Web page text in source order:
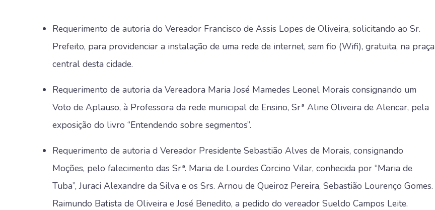
Requerimento de autoria do Vereador Francisco de Assis Lopes de Oliveira, solicitando ao Sr.
Prefeito, para providenciar a instalação de uma rede de internet, sem fio (Wifi), gratuita, na praça
central desta cidade.
Requerimento de autoria da Vereadora Maria José Mamedes Leonel Morais consignando um
Voto de Aplauso, à Professora da rede municipal de Ensino, Srª Aline Oliveira de Alencar, pela
exposição do livro “Entendendo sobre segmentos”.
Requerimento de autoria d Vereador Presidente Sebastião Alves de Morais, consignando
Moções, pelo falecimento das Srª. Maria de Lourdes Corcino Vilar, conhecida por “Maria de
Tuba”, Juraci Alexandre da Silva e os Srs. Arnou de Queiroz Pereira, Sebastião Lourenço Gomes.
Raimundo Batista de Oliveira e José Benedito, a pedido do vereador Sueldo Campos Leite.